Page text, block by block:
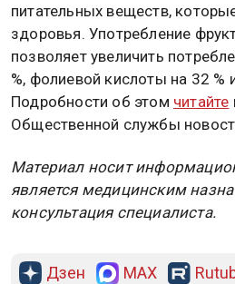
питательных веществ,
здоровья. Употребление
позволяет увеличить
%, фолиевой кислоты на 32 %
Подробности об этом читайте
Общественной службы
Материал носит
является медицинским
консультация специалиста.
Дзен MAX